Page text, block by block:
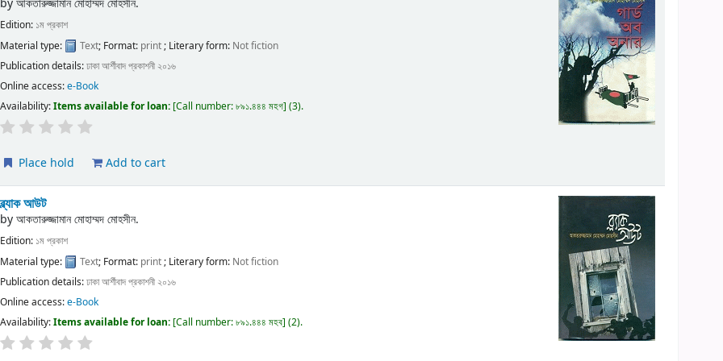
byআকতারুজ্জামান মোহাম্মদ মোহসীন.
Edition: ১ম প্রকাশ
Material type:
Text; Format: print ; Literary form: Not fiction
Publication details:ঢাকাআর্শীবাদ প্রকাশনী ২০১৬
Online access:e-Book
Availability:Items available for loan: Call number:৮৯১.৪৪৪ মহগ (3).
Place hold Add to cart
ব্ল্যাক আউট
byআকতারুজ্জামান মোহাম্মদ মোহসীন.
Edition: ১ম প্রকাশ
Material type:
Text; Format: print; Literary form: Not fiction
Publication details:ঢাকাআর্শীবাদ প্রকাশনী ২০১৬
Online access:e-Book
Availability:Items available for loan: Call number:৮৯১.৪৪৪ মহব (2).